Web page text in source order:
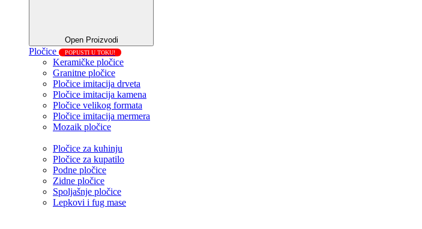
Open Proizvodi
Pločice POPUSTI U TOKU!
Keramičke pločice
Granitne pločice
Pločice imitacija drveta
Pločice imitacija kamena
Pločice velikog formata
Pločice imitacija mermera
Mozaik pločice
Pločice za kuhinju
Pločice za kupatilo
Podne pločice
Zidne pločice
Spoljašnje pločice
Lepkovi i fug mase